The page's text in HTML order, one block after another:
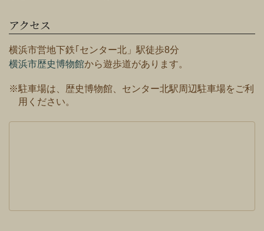
アクセス
横浜市営地下鉄｢センター北」駅徒歩8分
横浜市歴史博物館から遊歩道があります。
※駐車場は、歴史博物館、センター北駅周辺駐車場をご利
用ください。